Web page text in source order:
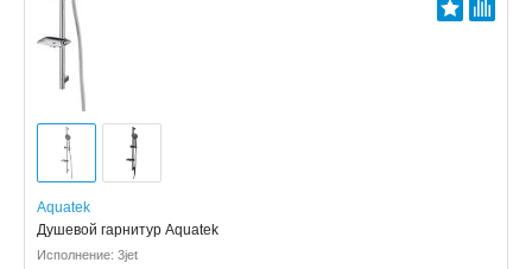
Aquatek
Душевой гарнитур Aquatek
Исполнение: 3jet